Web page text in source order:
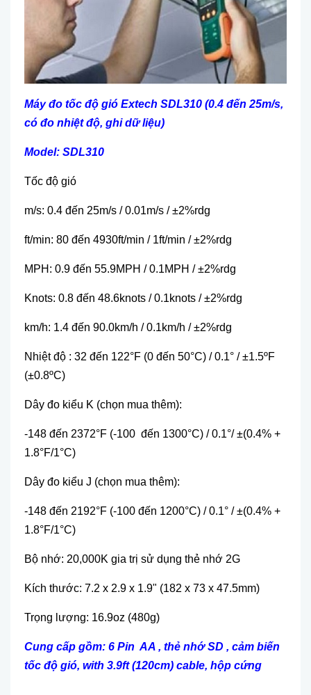
Máy đo tốc độ gió Extech SDL310 (0.4 đến 25m/s,
có đo nhiệt độ, ghi dữ liệu)
Model: SDL310
Tốc độ gió
m/s: 0.4 đến 25m/s / 0.01m/s / ±2%rdg
ft/min: 80 đến 4930ft/min / 1ft/min / ±2%rdg
MPH: 0.9 đến 55.9MPH / 0.1MPH / ±2%rdg
Knots: 0.8 đến 48.6knots / 0.1knots / ±2%rdg
km/h: 1.4 đến 90.0km/h / 0.1km/h / ±2%rdg
Nhiệt độ : 32 đến 122°F (0 đến 50°C) / 0.1° / ±1.5ºF
(±0.8ºC)
Dây đo kiểu K (chọn mua thêm):
-148 đến 2372°F (-100 đến 1300°C) / 0.1°/ ±(0.4% +
1.8°F/1°C)
Dây đo kiểu J (chọn mua thêm):
-148 đến 2192°F (-100 đến 1200°C) / 0.1° / ±(0.4% +
1.8°F/1°C)
Bộ nhớ: 20,000K gia trị sử dụng thẻ nhớ 2G
Kích thước: 7.2 x 2.9 x 1.9" (182 x 73 x 47.5mm)
Trọng lượng: 16.9oz (480g)
Cung cấp gồm: 6 Pin AA , thẻ nhớ SD , cảm biến
tốc độ gió, with 3.9ft (120cm) cable, hộp cứng